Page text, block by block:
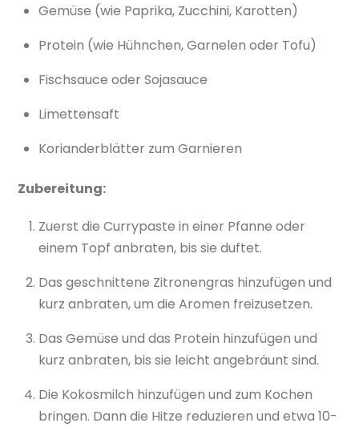
Gemüse (wie Paprika, Zucchini, Karotten)
Protein (wie Hühnchen, Garnelen oder Tofu)
Fischsauce oder Sojasauce
Limettensaft
Korianderblätter zum Garnieren
Zubereitung:
Zuerst die Currypaste in einer Pfanne oder
einem Topf anbraten, bis sie duftet.
Das geschnittene Zitronengras hinzufügen und
kurz anbraten, um die Aromen freizusetzen.
Das Gemüse und das Protein hinzufügen und
kurz anbraten, bis sie leicht angebräunt sind.
Die Kokosmilch hinzufügen und zum Kochen
bringen. Dann die Hitze reduzieren und etwa 10-